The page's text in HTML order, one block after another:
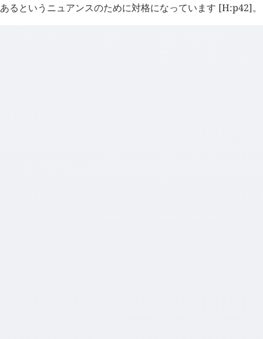
あるというニュアンスのために対格になっています [H:p42]。